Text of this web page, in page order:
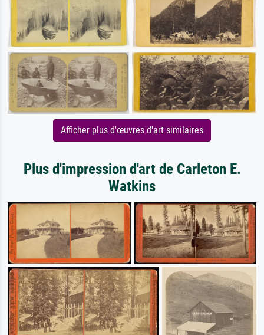
Afficher plus d'œuvres d'art similaires
Plus d'impression d'art de Carleton E.
Watkins